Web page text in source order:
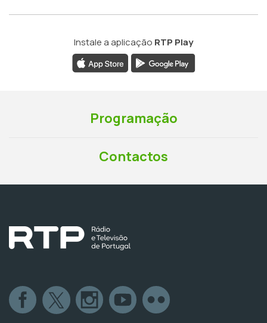
Instale a aplicação RTP Play
Programação
Contactos